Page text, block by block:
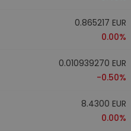
0.865217 EUR
0.00%
0.010939270 EUR
-0.50%
8.4300 EUR
0.00%